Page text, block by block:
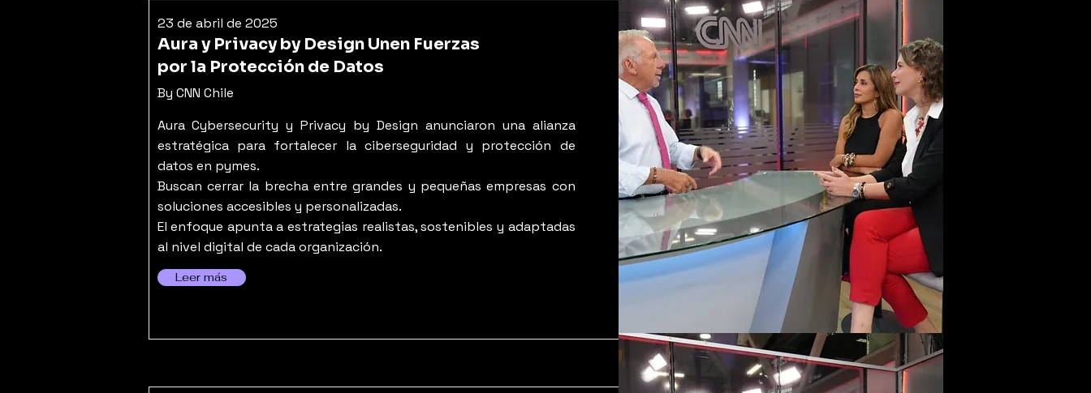
23 de abril de 2025
Aura y Privacy by Design Unen Fuerzas
por la Protección de Datos
By CNN Chile
Aura Cybersecurity y Privacy by Design anunciaron una alianza
estratégica para fortalecer la ciberseguridad y protección de
datos en pymes.
Buscan cerrar la brecha entre grandes y pequeñas empresas con
soluciones accesibles y personalizadas.
El enfoque apunta a estrategias realistas, sostenibles y adaptadas
al nivel digital de cada organización.
Leer más